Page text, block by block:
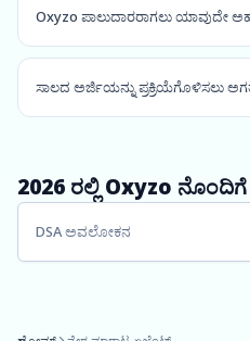
Oxyzo ಪಾಲುದಾರರಾಗಲು ಯಾವುದೇ
ಸಾಲದ ಅರ್ಜಿಯನ್ನು ಪ್ರಕ್ರಿಯೆಗೊಳಿಸಲು
FY20-21, FY21-22 ಮತ್ತು
(ಶೆಡ್ಯೂಲ್‌ಗಳು, ಟ್ಯಾಕ್ಸ್ ಆಡಿಟ್
ಮತ್ತು ITR ನೊಂದಿಗೆ).
ಪ್ರಸ್ತುತ ಸಾಲದ ಹಾಳೆ ಮತ್ತು ಮಿತಿ ಬಳಕೆ
2026 ರಲ್ಲಿ Oxyzo ನೊಂದಿಗೆ
DSA ಅವಲೋಕನ